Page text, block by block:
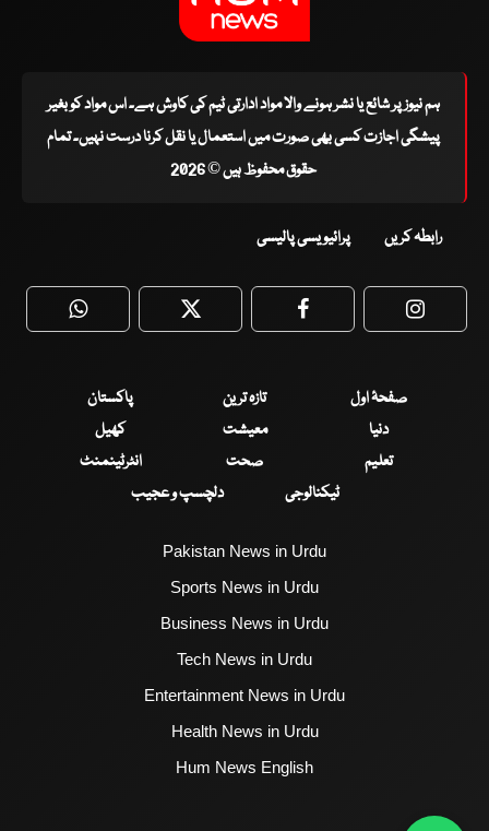
ہم نیوز پر شائع یا نشر ہونے والا مواد ادارتی ٹیم کی کاوش ہے۔ اس مواد کو بغیر
پیشگی اجازت کسی بھی صورت میں استعمال یا نقل کرنا درست نہیں۔ تمام
حقوق محفوظ ہیں © 2026
رابطہ کریں پرائیویسی پالیسی
WhatsApp Twitter Facebook
صفحۂ اول تازہ ترین
پاکستان
دنیا
معیشت
کھیل
تعلیم
صحت
انٹرٹینمنٹ
ٹیکنالوجی
دلچسپ و عجیب
Pakistan News in Urdu
Sports News in Urdu
Business News in Urdu
Tech News in Urdu
Entertainment News in Urdu
Health News in Urdu
Hum News English